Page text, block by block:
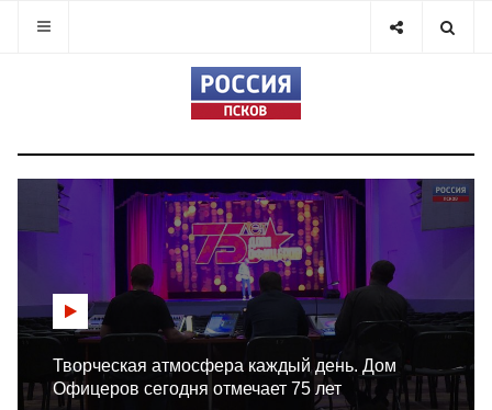
Творческая атмосфера каждый день. Дом
Офицеров сегодня отмечает 75 лет